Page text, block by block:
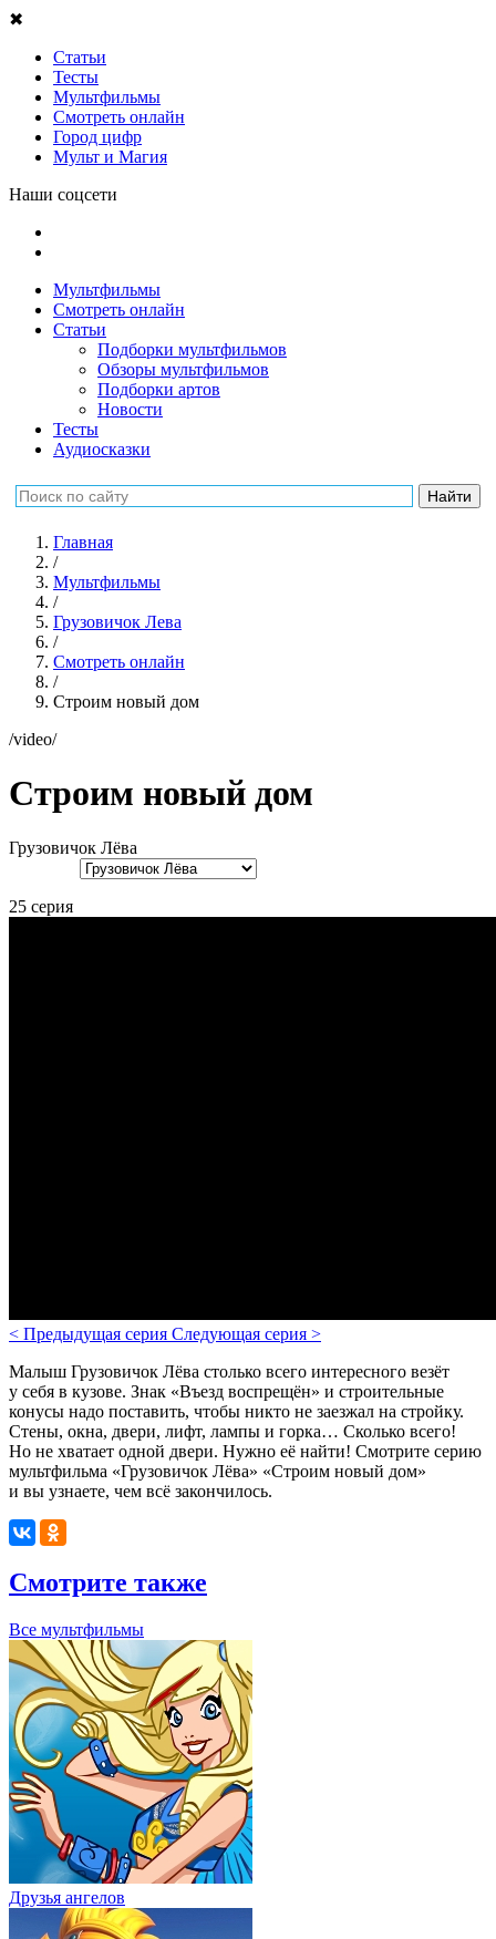
✖
Статьи
Тесты
Мультфильмы
Смотреть онлайн
Город цифр
Мульт и Магия
Наши соцсети
Мультфильмы
Смотреть онлайн
Статьи
Подборки мультфильмов
Обзоры мультфильмов
Подборки артов
Новости
Тесты
Аудиосказки
Главная
/
Мультфильмы
/
Грузовичок Лева
/
Смотреть онлайн
/
Cтроим новый дом
/video/
Cтроим новый дом
Грузовичок Лёва
25 серия
< Предыдущая серия Следующая серия >
Малыш Грузовичок Лёва столько всего интересного везёт
у себя в кузове. Знак «Въезд воспрещён» и строительные
конусы надо поставить, чтобы никто не заезжал на стройку.
Стены, окна, двери, лифт, лампы и горка… Сколько всего!
Но не хватает одной двери. Нужно её найти! Смотрите серию
мультфильма «Грузовичок Лёва» «Cтроим новый дом»
и вы узнаете, чем всё закончилось.
Смотрите также
Все мультфильмы
Друзья ангелов